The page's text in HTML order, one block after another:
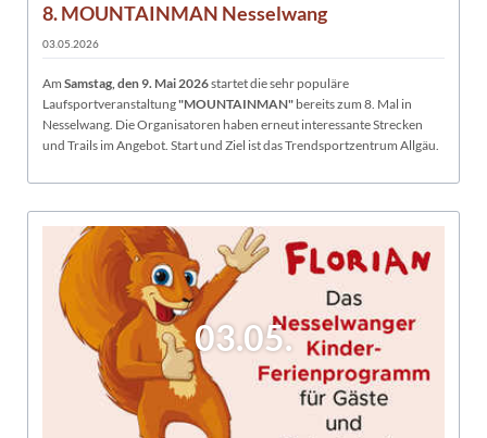
8. MOUNTAINMAN Nesselwang
03.05.2026
Am Samstag, den 9. Mai 2026startet die sehr populäre
Laufsportveranstaltung"MOUNTAINMAN" bereits zum 8. Mal in
Nesselwang. Die Organisatoren haben erneut interessante Strecken
und Trails im Angebot. Start und Ziel ist das Trendsportzentrum Allgäu.
03.05.